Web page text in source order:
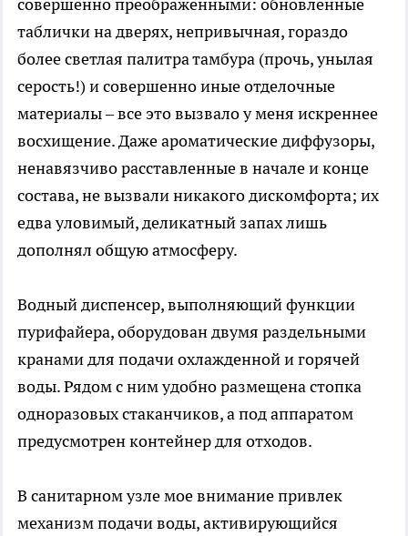
таблички на дверях, непривычная, гораздо
более светлая палитра тамбура (прочь, унылая
серость!) и совершенно иные отделочные
материалы – все это вызвало у меня искреннее
восхищение. Даже ароматические диффузоры,
ненавязчиво расставленные в начале и конце
состава, не вызвали никакого дискомфорта; их
едва уловимый, деликатный запах лишь
дополнял общую атмосферу.
Водный диспенсер, выполняющий функции
пурифайера, оборудован двумя раздельными
кранами для подачи охлажденной и горячей
воды. Рядом с ним удобно размещена стопка
одноразовых стаканчиков, а под аппаратом
предусмотрен контейнер для отходов.
В санитарном узле мое внимание привлек
механизм подачи воды, активирующийся